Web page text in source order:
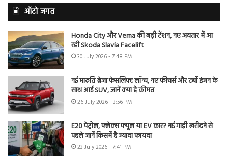
ऑटो जगत
Honda City और Verna की बढ़ी टेंशन, नए अवतार में आ
रही Skoda Slavia Facelift
30 July 2026 - 7:48 PM
नई मारुति ब्रेजा फेसलिफ्ट लॉन्च, नए फीचर्स और टर्बो इंजन के
साथ आई SUV, जानें क्या है कीमत
26 July 2026 - 3:56 PM
E20 पेट्रोल, फ्लेक्स फ्यूल या EV कार? नई गाड़ी खरीदने से
पहले जानें किसमें है ज्यादा फायदा
23 July 2026 - 7:41 PM